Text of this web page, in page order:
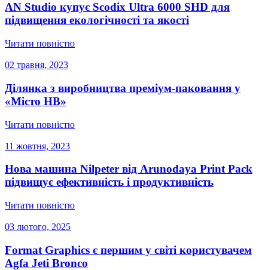
AN Studio купує Scodix Ultra 6000 SHD для
підвищення екологічності та якості
Читати повністю
02 травня, 2023
Ділянка з виробництва преміум-паковання у
«Місто НВ»
Читати повністю
11 жовтня, 2023
Нова машина Nilpeter від Arunodaya Print Pack
підвищує ефективність і продуктивність
Читати повністю
03 лютого, 2025
Format Graphics є першим у світі користувачем
Agfa Jeti Bronco